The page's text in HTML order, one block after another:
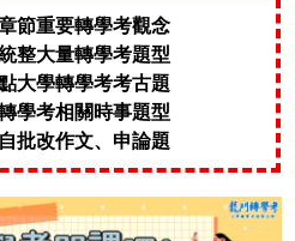
節重要轉學考觀念
整大量轉學考題型
大學轉學考考古題
學考相關時事題型
批改作文、申論題